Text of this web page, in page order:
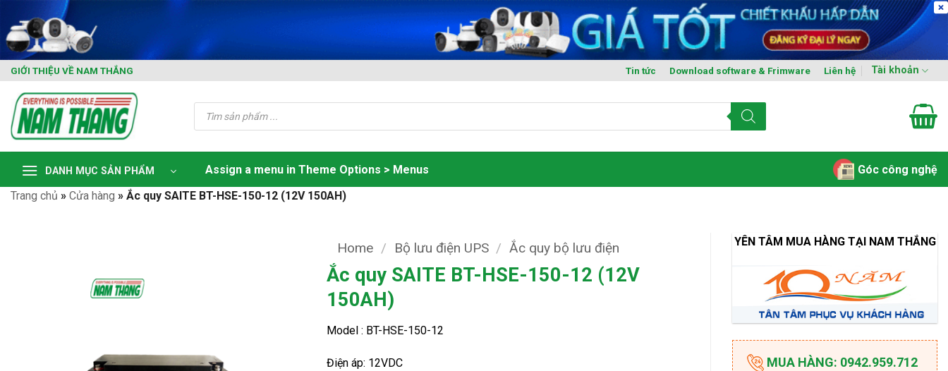
content
GIỚI THIỆU VỀ NAM THẮNG Tin tức Download software & Frimware Liên hệ Tài khoản
Tìm
kiếm
phẩm
DANH MỤC SẢN PHẨM Assign a menu in Theme Options > Menus
Góc công nghệ
Trang chủ » Cửa hàng » Ắc quy SAITE BT-HSE-150-12 (12V 150AH)
Home / Bộ lưu điện UPS / Ắc quy bộ lưu điện
Ắc quy SAITE BT-HSE-150-12 (12V
150AH)
Model : BT-HSE-150-12
Điện áp: 12VDC
YÊN TÂM MUA HÀNG TẠI NAM THẮNG
MUA HÀNG: 0942.959.712